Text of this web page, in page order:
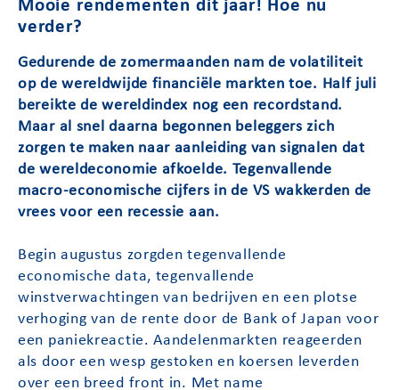
Mooie rendementen dit jaar! Hoe nu
verder?
Gedurende de zomermaanden nam de volatiliteit
op de wereldwijde financiële markten toe. Half juli
bereikte de wereldindex nog een recordstand.
Maar al snel daarna begonnen beleggers zich
zorgen te maken naar aanleiding van signalen dat
de wereldeconomie afkoelde. Tegenvallende
macro-economische cijfers in de VS wakkerden de
vrees voor een recessie aan.
Begin augustus zorgden tegenvallende
economische data, tegenvallende
winstverwachtingen van bedrijven en een plotse
verhoging van de rente door de Bank of Japan voor
een paniekreactie. Aandelenmarkten reageerden
als door een wesp gestoken en koersen leverden
over een breed front in. Met name